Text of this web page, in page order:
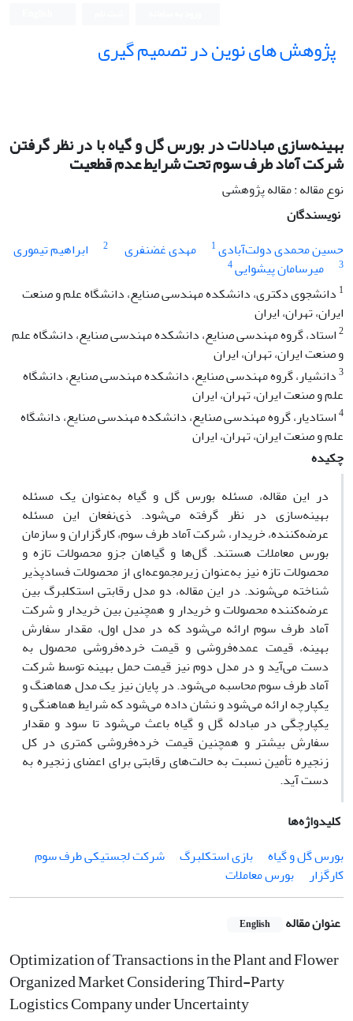
پژوهش های نوین در تصمیم گیری
بهینه‌سازی مبادلات در بورس گل و گیاه با در نظر گرفتن
شرکت آماد طرف سوم تحت شرایط عدم قطعیت
نوع مقاله : مقاله پژوهشی
نویسندگان
حسین محمدی دولت‌آبادی1 مهدی غضنفری 2 ابراهیم تیموری
3 میرسامان پیشوایی4
1 دانشجوی دکتری، دانشکده مهندسی صنایع، دانشگاه علم و صنعت
ایران، تهران، ایران
2استاد، گروه مهندسی صنایع، دانشکده مهندسی صنایع، دانشگاه علم
و صنعت ایران، تهران، ایران
3دانشیار، گروه مهندسی صنایع، دانشکده مهندسی صنایع، دانشگاه
علم و صنعت ایران، تهران، ایران
4استادیار، گروه مهندسی صنایع، دانشکده مهندسی صنایع، دانشگاه
علم و صنعت ایران، تهران، ایران
چکیده
در این مقاله، مسئله بورس گل و گیاه به‌عنوان یک مسئله
بهینه‌سازی در نظر گرفته می‌شود. ذی‌نفعان این مسئله
عرضه‌کننده، خریدار، شرکت آماد طرف سوم، کارگزاران و سازمان
بورس معاملات هستند. گل‌ها و گیاهان جزو محصولات تازه و
محصولات تازه نیز به‌عنوان زیرمجموعه‌ای از محصولات فسادپذیر
شناخته می‌شوند. در این مقاله، دو مدل رقابتی استکلبرگ بین
عرضه‌کننده محصولات و خریدار و همچنین بین خریدار و شرکت
آماد طرف سوم ارائه می‌شود که در مدل اول، مقدار سفارش
بهینه، قیمت عمده‌فروشی و قیمت خرده‌فروشی محصول به
دست می‌آید و در مدل دوم نیز قیمت حمل بهینه توسط شرکت
آماد طرف سوم محاسبه می‌شود. در پایان نیز یک مدل هماهنگ و
یکپارچه ارائه می‌شود و نشان داده می‌شود که شرایط هماهنگی و
یکپارچگی در مبادله گل و گیاه باعث می‌شود تا سود و مقدار
سفارش بیشتر و همچنین قیمت خرده‌فروشی کمتری در کل
زنجیره تأمین نسبت به حالت‌های رقابتی برای اعضای زنجیره به
دست آید.
کلیدواژه‌ها
بورس گل و گیاه
بازی استکلبرگ
شرکت لجستیکی طرف سوم
کارگزار
بورس معاملات
عنوان مقاله English
Optimization of Transactions in the Plant and Flower
Organized Market Considering Third-Party
Logistics Company under Uncertainty